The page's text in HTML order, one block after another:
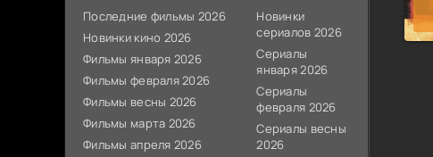
Последние фильмы 2026
Новинки кино 2026
Фильмы января 2026
Фильмы февраля 2026
Фильмы весны 2026
Фильмы марта 2026
Фильмы апреля 2026
Новинки
сериалов 2026
Сериалы
января 2026
Сериалы
февраля 2026
Сериалы весны
2026